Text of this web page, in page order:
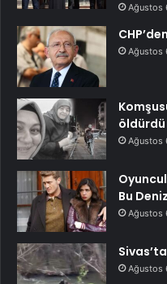
Ağustos
Ağustos
öldürdü
Ağustos
Bu
Ağustos
Ağustos